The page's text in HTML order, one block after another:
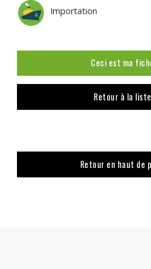
Importation
Ceci est ma
Retour à la liste
Retour en haut de